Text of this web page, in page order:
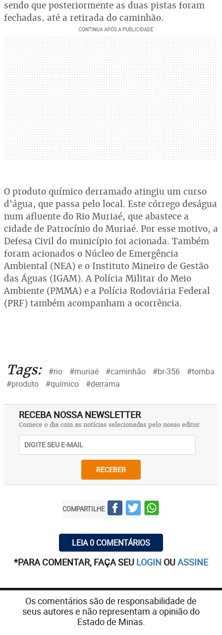
sendo que posteriormente as duas pistas foram
fechadas, até a retirada do caminhão.
O produto químico derramado atingiu um curso
d'água, que passa pelo local. Este córrego deságua
num afluente do Rio Muriaé, que abastece a
cidade de Patrocínio do Muriaé. Por esse motivo, a
Defesa Civil do município foi acionada. Também
foram acionados o Núcleo de Emergência
Ambiental (NEA) e o Instituto Mineiro de Gestão
das Águas (IGAM). A Polícia Militar do Meio
Ambiente (PMMA) e a Polícia Rodoviária Federal
(PRF) também acompanham a ocorrência.
Tags: #rio #muriaé #caminhão #br-356
#tomba
#produto
#químico #derrama
RECEBA NOSSA NEWSLETTER
Comece o dia com as notícias selecionadas pelo nosso editor
RECEBER
COMPARTILHE
LEIA 0 COMENTÁRIOS
*PARA COMENTAR, FAÇA SEU LOGIN OUASSINE
Os comentários são de responsabilidade de
seus autores e não representam a opinião do
Estado de Minas.